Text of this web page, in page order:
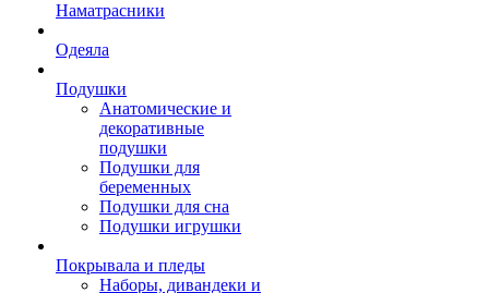
Наматрасники
Одеяла
Подушки
Анатомические и
декоративные
подушки
Подушки для
беременных
Подушки для сна
Подушки игрушки
Покрывала и пледы
Наборы, дивандеки и